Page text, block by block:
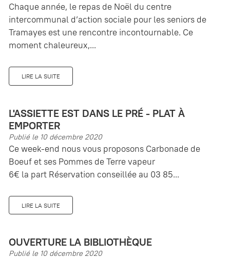
Chaque année, le repas de Noël du centre
intercommunal d’action sociale pour les seniors de
Tramayes est une rencontre incontournable. Ce
moment chaleureux,...
LIRE LA SUITE
L'ASSIETTE EST DANS LE PRÉ - PLAT À
EMPORTER
Publié le 10 décembre 2020
Ce week-end nous vous proposons Carbonade de
Boeuf et ses Pommes de Terre vapeur
6€ la part Réservation conseillée au 03 85...
LIRE LA SUITE
OUVERTURE LA BIBLIOTHÈQUE
Publié le 10 décembre 2020